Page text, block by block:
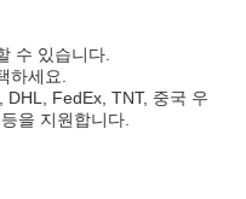
수 있습니다.
하세요.
DHL, FedEx, TNT, 중국 우
을 지원합니다.